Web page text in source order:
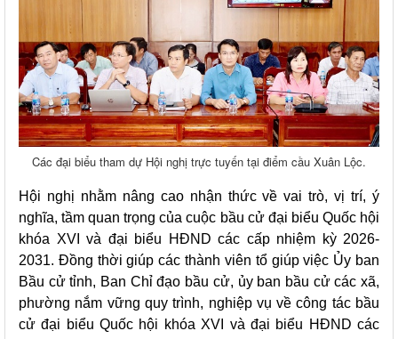
Các đại biểu tham dự Hội nghị trực tuyến tại điểm cầu Xuân Lộc.
Hội nghị nhằm nâng cao nhận thức về vai trò, vị trí, ý
nghĩa, tầm quan trọng của cuộc bầu cử đại biểu Quốc hội
khóa XVI và đại biểu HĐND các cấp nhiệm kỳ 2026-
2031. Đồng thời giúp các thành viên tổ giúp việc Ủy ban
Bầu cử tỉnh, Ban Chỉ đạo bầu cử, ủy ban bầu cử các xã,
phường nắm vững quy trình, nghiệp vụ về công tác bầu
cử đại biểu Quốc hội khóa XVI và đại biểu HĐND các